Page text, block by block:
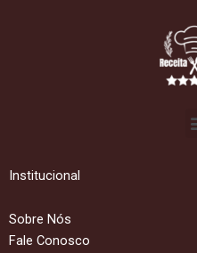
Institucional
Sobre Nós
Fale Conosco